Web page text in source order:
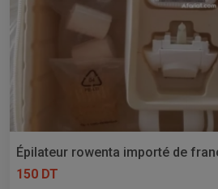
Épilateur rowenta importé de
150 DT